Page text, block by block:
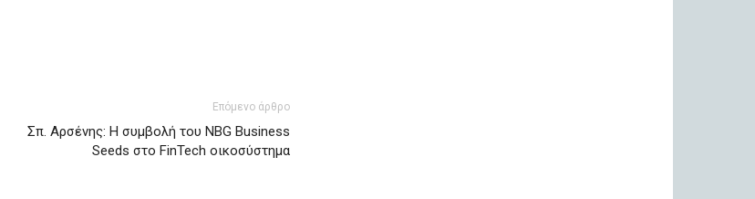
Επόμενο άρθρο
Σπ. Αρσένης: Η συμβολή του ΝΒG Business
Seeds στο FinTech οικοσύστημα